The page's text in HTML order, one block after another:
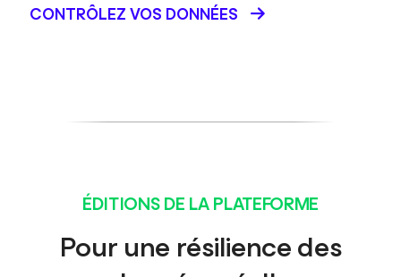
CONTRÔLEZ VOS DONNÉES
ÉDITIONS DE LA PLATEFORME
Pour une résilience des